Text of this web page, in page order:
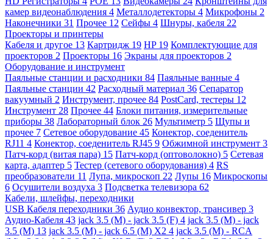
камер видеонаблюдения 4 Металлодетекторы 4 Микрофоны 2
Наконечники 31 Прочее 12 Сейфы 4 Шнуры, кабеля 22
Проекторы и принтеры
Кабеля и другое 13 Картридж 19 HP 19 Комплектующие для
проекторов 2 Проекторы 16 Экраны для проекторов 2
Оборудование и инструмент
Паяльные станции и расходники 84 Паяльные ванные 4
Паяльные станции 42 Расходный материал 36 Сепаратор
вакуумный 2 Инструмент, прочее 84 PostCard, тестеры 12
Инструмент 28 Прочее 44 Блоки питания, измерительные
приборы 38 Лабораторный блок 26 Мультиметр 5 Щупы и
прочее 7 Сетевое оборудование 45 Конектор, соеденитель
RJ11 4 Конектор, соеденитель RJ45 9 Обжимной инструмент 3
Патч-корд (витая пара) 15 Патч-корд (оптоволокно) 5 Сетевая
карта, адаптер 5 Тестер (сетевого оборудования) 4 RS
преобразователи 11 Лупа, микроскоп 22 Лупы 16 Микроскопы
6 Осушители воздуха 3 Подсветка телевизора 62
Кабели, шлейфы, переходники
USB Кабеля переходники 36 Аудио конвектор, трансивер 3
Аудио-Кабеля 43 jack 3.5 (M) - jack 3.5 (F) 4 jack 3.5 (M) - jack
3.5 (M) 13 jack 3.5 (M) - jack 6.5 (M) X2 4 jack 3.5 (M) - RCA